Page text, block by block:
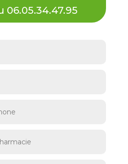
06.05.34.47.95